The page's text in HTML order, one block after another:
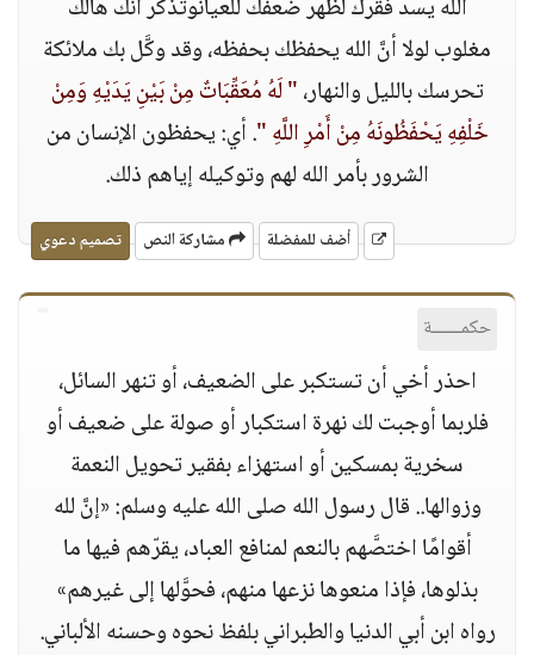
الله يسد فقرك لظهر ضعفك للعيانوتذكَّر أنك هالك
مغلوب لولا أنَّ الله يحفظك بحفظه، وقد وكَّل بك ملائكة
تحرسك بالليل والنهار،" لَهُ مُعَقِّبَاتٌ مِنْ بَيْنِ يَدَيْهِ وَمِنْ
خَلْفِهِ يَحْفَظُونَهُ مِنْ أَمْرِ اللَّهِ ". أي: يحفظون الإنسان من
الشرور بأمر الله لهم وتوكيله إياهم ذلك.
أضف للمفضلة مشاركة النص تصميم دعوي
حكمــــــة
احذر أخي أن تستكبر على الضعيف، أو تنهر السائل،
فلربما أوجبت لك نهرة استكبار أو صولة على ضعيف أو
سخرية بمسكين أو استهزاء بفقير تحويل النعمة
وزوالها.. قال رسول الله صلى الله عليه وسلم: «إنَّ لله
أقوامًا اختصَّهم بالنعم لمنافع العباد، يقرّهم فيها ما
بذلوها، فإذا منعوها نزعها منهم، فحوَّلها إلى غيرهم»
رواه ابن أبي الدنيا والطبراني بلفظ نحوه وحسنه الألباني.